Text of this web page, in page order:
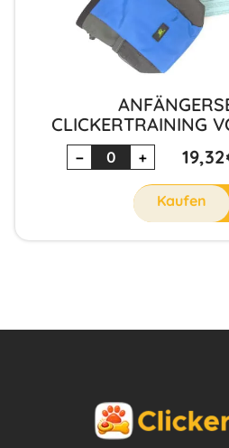
CLICKERTRAINING
− + 19,32